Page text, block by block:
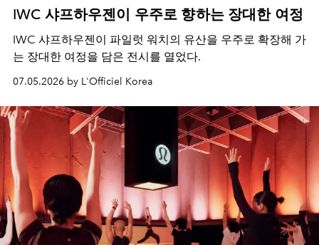
IWC 샤프하우젠이 우주로 향하는 장대한 여정
IWC 샤프하우젠이 파일럿 워치의 유산을 우주로 확장해 가
는 장대한 여정을 담은 전시를 열었다.
07.05.2026 by L'Officiel Korea